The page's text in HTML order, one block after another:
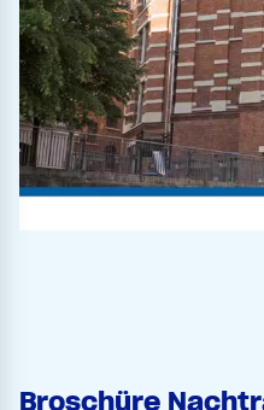
Broschüre